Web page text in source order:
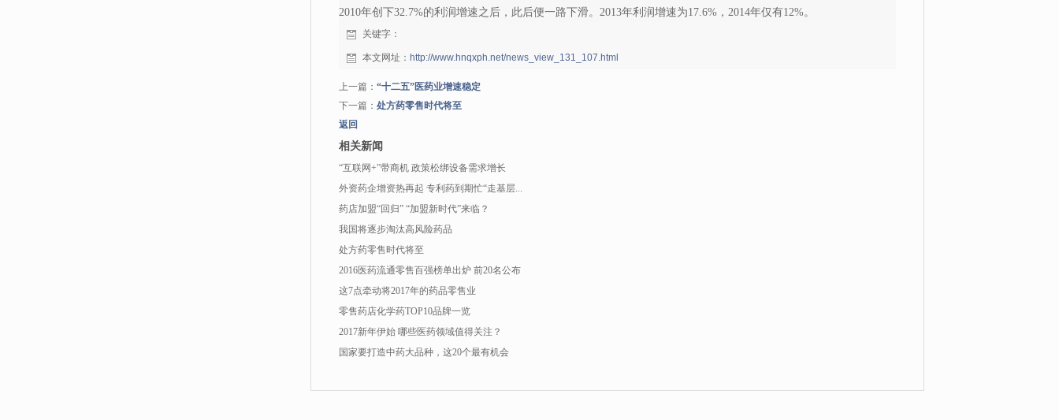
2010年创下32.7%的利润增速之后，此后便一路下滑。2013年利润增速为17.6%，2014年仅有12%。
关键字：
本文网址： http://www.hnqxph.net/news_view_131_107.html
上一篇： “十二五”医药业增速稳定
下一篇： 处方药零售时代将至
返回
相关新闻
“互联网+”带商机 政策松绑设备需求增长
外资药企增资热再起 专利药到期忙“走基层...
药店加盟“回归” “加盟新时代”来临？
我国将逐步淘汰高风险药品
处方药零售时代将至
2016医药流通零售百强榜单出炉 前20名公布
这7点牵动将2017年的药品零售业
零售药店化学药TOP10品牌一览
2017新年伊始 哪些医药领域值得关注？
国家要打造中药大品种，这20个最有机会